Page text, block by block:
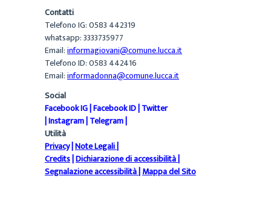
Contatti
Telefono IG: 0583 442319
whatsapp: 3333735977
Email:informagiovani@comune.lucca.it
Telefono ID: 0583 442416
Email:informadonna@comune.lucca.it
Social
Facebook IG|Facebook ID|Twitter
|Instagram|Telegram|
Utilità
Privacy|Note Legali|
Credits|Dichiarazione di accessibilità|
Segnalazione accessibilità|Mappa del Sito